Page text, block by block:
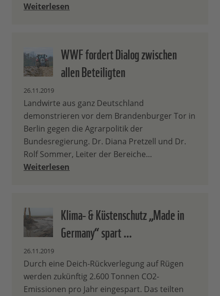
Weiterlesen
WWF fordert Dialog zwischen
allen Beteiligten
26.11.2019
Landwirte aus ganz Deutschland
demonstrieren vor dem Brandenburger Tor in
Berlin gegen die Agrarpolitik der
Bundesregierung. Dr. Diana Pretzell und Dr.
Rolf Sommer, Leiter der Bereiche…
Weiterlesen
Klima- & Küstenschutz „Made in
Germany“ spart …
26.11.2019
Durch eine Deich-Rückverlegung auf Rügen
werden zukünftig 2.600 Tonnen CO2-
Emissionen pro Jahr eingespart. Das teilten